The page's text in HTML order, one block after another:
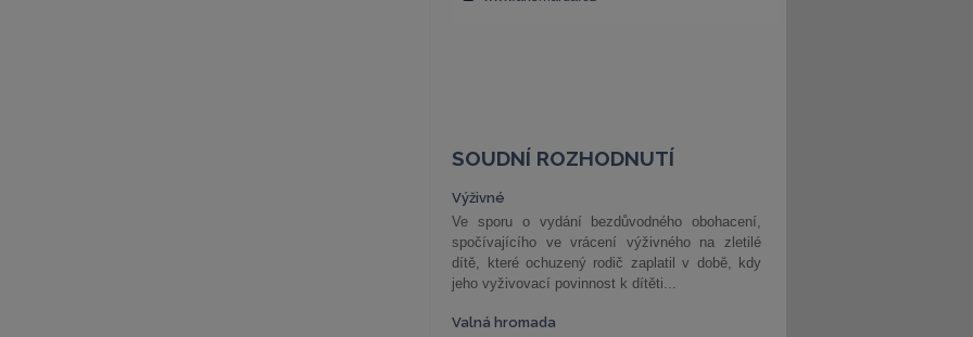
SOUDNÍ ROZHODNUTÍ
Výživné
Ve sporu o vydání bezdůvodného obohacení,
spočívajícího ve vrácení výživného na zletilé
dítě, které ochuzený rodič zaplatil v době, kdy
jeho vyživovací povinnost k dítěti...
Valná hromada